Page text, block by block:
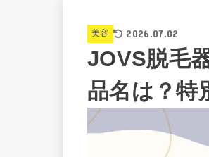
美容 2026.07.02
JOVS脱毛
品名は？特